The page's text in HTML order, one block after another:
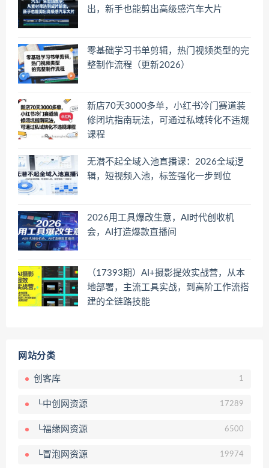
出，新手也能剪出高级感汽车大片
零基础学习书单剪辑，热门视频类型的完
整制作流程（更新2026）
新店70天3000多单，小红书冷门赛道装
修闭坑指南玩法，可通过私域转化不违规
课程
无潜不起全域入池直播课：2026全域逻
辑，短视频入池，标签强化一步到位
2026用工具爆改生意，AI时代创收机
会，AI打造爆款直播间
（17393期）AI+摄影提效实战营，从本
地部署，主流工具实战，到高阶工作流搭
建的全链路技能
网站分类
创客库 1
└中创网资源 17289
└福缘网资源 6500
└冒泡网资源 19974